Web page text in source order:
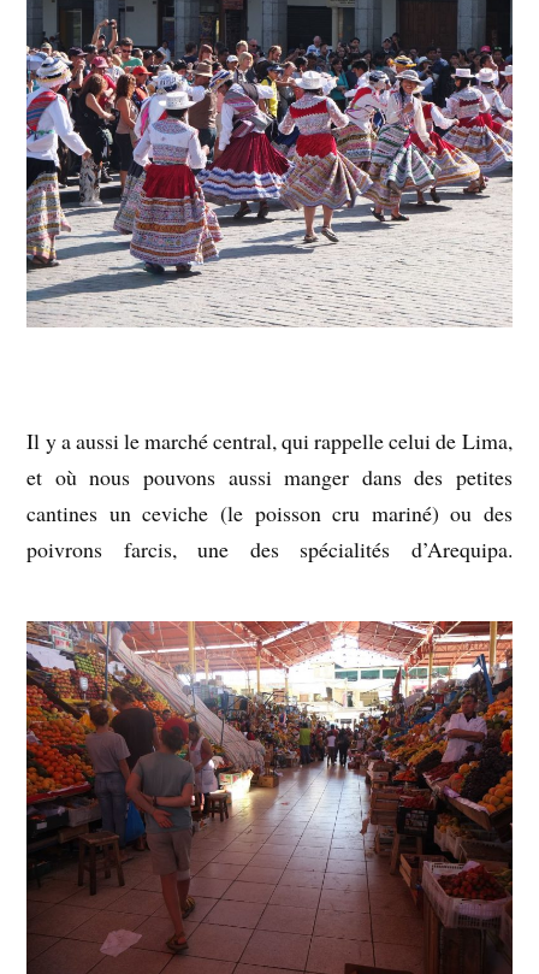
Il y a aussi le marché central, qui rappelle celui de Lima,
et où nous pouvons aussi manger dans des petites
cantines un ceviche (le poisson cru mariné) ou des
poivrons farcis, une des spécialités d’Arequipa.